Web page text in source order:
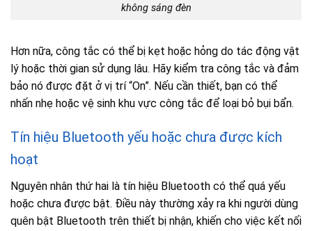
không sáng đèn
Hơn nữa, công tắc có thể bị kẹt hoặc hỏng do tác động vật
lý hoặc thời gian sử dụng lâu. Hãy kiểm tra công tắc và đảm
bảo nó được đặt ở vị trí “On”. Nếu cần thiết, bạn có thể
nhấn nhẹ hoặc vệ sinh khu vực công tắc để loại bỏ bụi bẩn.
Tín hiệu Bluetooth yếu hoặc chưa được kích
hoạt
Nguyên nhân thứ hai là tín hiệu Bluetooth có thể quá yếu
hoặc chưa được bật. Điều này thường xảy ra khi người dùng
quên bật Bluetooth trên thiết bị nhận, khiến cho việc kết nối